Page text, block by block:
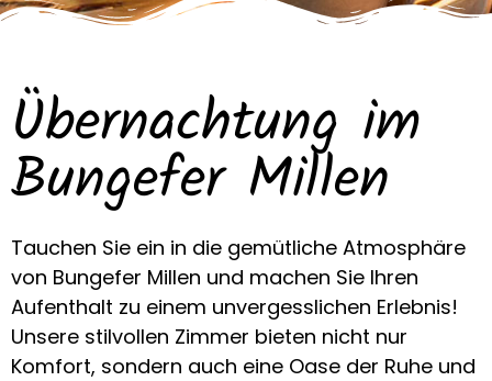
Übernachtung im
Bungefer Millen
Tauchen Sie ein in die gemütliche Atmosphäre
von Bungefer Millen und machen Sie Ihren
Aufenthalt zu einem unvergesslichen Erlebnis!
Unsere stilvollen Zimmer bieten nicht nur
Komfort, sondern auch eine Oase der Ruhe und